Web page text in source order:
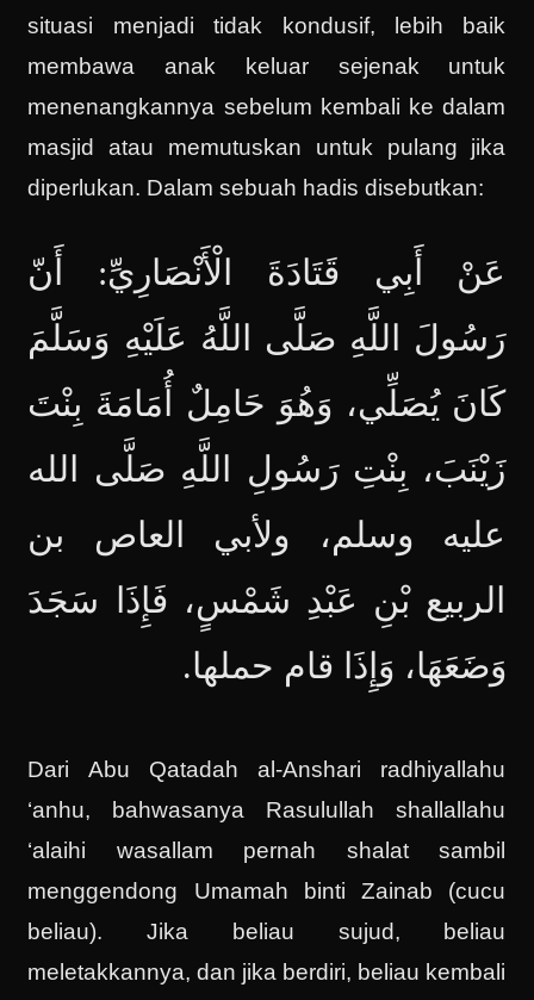
situasi menjadi tidak kondusif, lebih baik
membawa anak keluar sejenak untuk
menenangkannya sebelum kembali ke dalam
masjid atau memutuskan untuk pulang jika
diperlukan. Dalam sebuah hadis disebutkan:
عَنْ أَبِي قَتَادَةَ الْأَنْصَارِيِّ: أَنّ
رَسُولَ اللَّهِ صَلَّى اللَّهُ عَلَيْهِ وَسَلَّمَ
كَانَ يُصَلِّي، ‌وَهُوَ ‌حَامِلٌ ‌أُمَامَةَ بِنْتَ
زَيْنَبَ، بِنْتِ رَسُولِ اللَّهِ صَلَّى الله
عليه وسلم، ولأبي العاص بن
الربيع بْنِ عَبْدِ شَمْسٍ، فَإِذَا سَجَدَ
وَضَعَهَا، وَإِذَا قام حملها.
Dari Abu Qatadah al-Anshari radhiyallahu
‘anhu, bahwasanya Rasulullah shallallahu
‘alaihi wasallam pernah shalat sambil
menggendong Umamah binti Zainab (cucu
beliau). Jika beliau sujud, beliau
meletakkannya, dan jika berdiri, beliau kembali